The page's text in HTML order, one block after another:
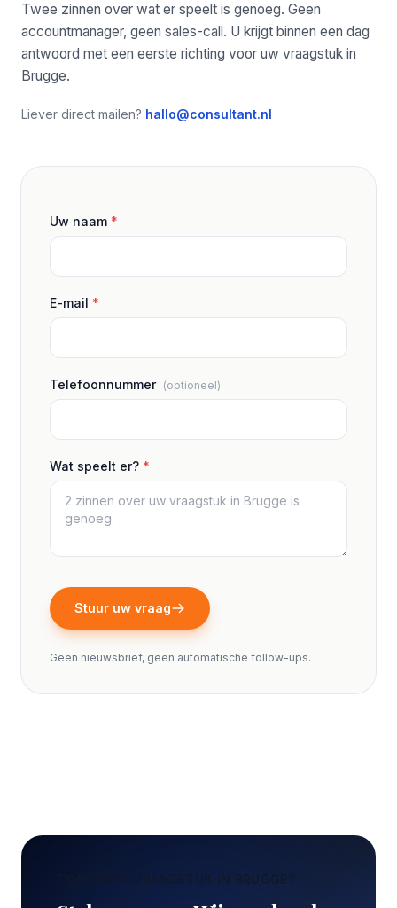
Twee zinnen over wat er speelt is genoeg. Geen
accountmanager, geen sales-call. U krijgt binnen een dag
antwoord met een eerste richting voor uw vraagstuk in
Brugge.
Liever direct mailen? hallo@consultant.nl
Uw naam *
E-mail *
Telefoonnummer (optioneel)
Wat speelt er? *
Stuur uw vraag
Geen nieuwsbrief, geen automatische follow-ups.
CONCREET VRAAGSTUK IN BRUGGE?